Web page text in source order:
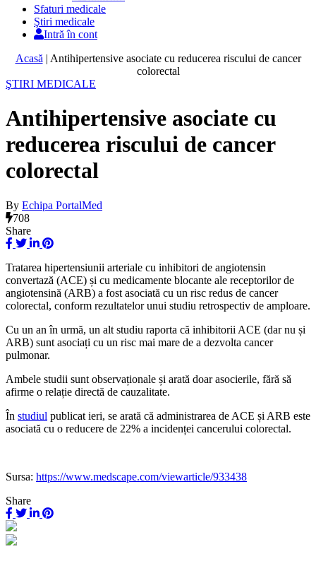
Sfaturi medicale
Ştiri medicale
Intră în cont
Acasă | Antihipertensive asociate cu reducerea riscului de cancer
colorectal
ŞTIRI MEDICALE
Antihipertensive asociate cu
reducerea riscului de cancer
colorectal
By Echipa PortalMed
708
Share
Tratarea hipertensiunii arteriale cu inhibitori de angiotensin
convertază (ACE) și cu medicamente blocante ale receptorilor de
angiotensină (ARB) a fost asociată cu un risc redus de cancer
colorectal, conform rezultatelor unui studiu retrospectiv de amploare.
Cu un an în urmă, un alt studiu raporta că inhibitorii ACE (dar nu și
ARB) sunt asociați cu un risc mai mare de a dezvolta cancer
pulmonar.
Ambele studii sunt observaționale și arată doar asocierile, fără să
afirme o relație directă de cauzalitate.
În studiul publicat ieri, se arată că administrarea de ACE și ARB este
asociată cu o reducere de 22% a incidenței cancerului colorectal.
Sursa: https://www.medscape.com/viewarticle/933438
Share